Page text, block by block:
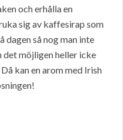
och erhålla en
sig av kaffesirap som
så nog man inte
det möjligen heller icke
kan en arom med Irish